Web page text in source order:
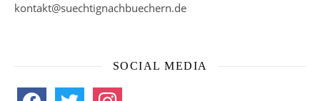
kontakt@suechtignachbuechern.de
SOCIAL MEDIA
facebook twitter instagram